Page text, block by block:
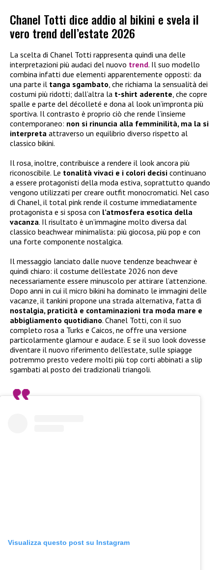
Chanel Totti dice addio al bikini e svela il
vero trend dell’estate 2026
La scelta di Chanel Totti rappresenta quindi una delle
interpretazioni più audaci del nuovo trend. Il suo modello
combina infatti due elementi apparentemente opposti: da
una parte il tanga sgambato, che richiama la sensualità dei
costumi più ridotti; dall’altra la t-shirt aderente, che copre
spalle e parte del décolleté e dona al look un’impronta più
sportiva. Il contrasto è proprio ciò che rende l’insieme
contemporaneo: non si rinuncia alla femminilità, ma la si
interpreta attraverso un equilibrio diverso rispetto al
classico bikini.
Il rosa, inoltre, contribuisce a rendere il look ancora più
riconoscibile. Le tonalità vivaci e i colori decisi continuano
a essere protagonisti della moda estiva, soprattutto quando
vengono utilizzati per creare outfit monocromatici. Nel caso
di Chanel, il total pink rende il costume immediatamente
protagonista e si sposa con l’atmosfera esotica della
vacanza. Il risultato è un’immagine molto diversa dal
classico beachwear minimalista: più giocosa, più pop e con
una forte componente nostalgica.
Il messaggio lanciato dalle nuove tendenze beachwear è
quindi chiaro: il costume dell’estate 2026 non deve
necessariamente essere minuscolo per attirare l’attenzione.
Dopo anni in cui il micro bikini ha dominato le immagini delle
vacanze, il tankini propone una strada alternativa, fatta di
nostalgia, praticità e contaminazioni tra moda mare e
abbigliamento quotidiano. Chanel Totti, con il suo
completo rosa a Turks e Caicos, ne offre una versione
particolarmente glamour e audace. E se il suo look dovesse
diventare il nuovo riferimento dell’estate, sulle spiagge
potremmo presto vedere molti più top corti abbinati a slip
sgambati al posto dei tradizionali triangoli.
Visualizza questo post su Instagram